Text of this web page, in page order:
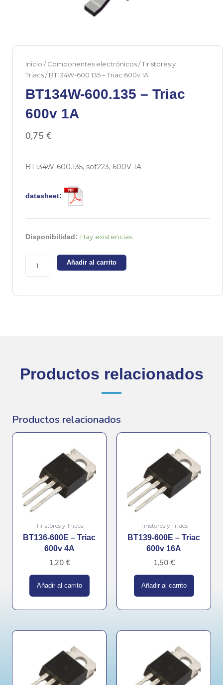
Inicio /Componentes electrónicos/Tiristores y
Triacs/ BT134W-600.135 – Triac 600v 1A
BT134W-600.135 – Triac
600v 1A
0,75 €
BT134W-600.135, sot223, 600V 1A
datasheet:
Disponibilidad: Hay existencias
BT134W-
-
Triac
600v
Añadir al carrito
Productos relacionados
Productos relacionados
Tiristores y Triacs
BT136-600E – Triac
600v 4A
1,20 €
Añadir al carrito
Tiristores y Triacs
BT139-600E – Triac
600v 16A
1,50 €
Añadir al carrito